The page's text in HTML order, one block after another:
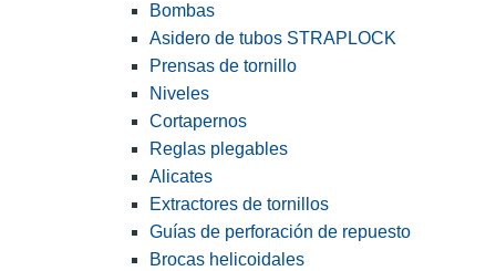
Bombas
Asidero de tubos STRAPLOCK
Prensas de tornillo
Niveles
Cortapernos
Reglas plegables
Alicates
Extractores de tornillos
Guías de perforación de repuesto
Brocas helicoidales